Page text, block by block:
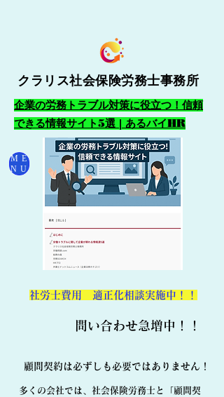
クラリス社会保険労務士事務所
企業の労務トラブル対策に役立つ！信頼
できる情報サイト5選 | あるバイHR
ME
NU
​社労士費用 適正化相談実施中！！
​問い合わせ急増中！！
顧問契約は必ずしも必要ではありません！
多くの会社では、社会保険労務士と「顧問契